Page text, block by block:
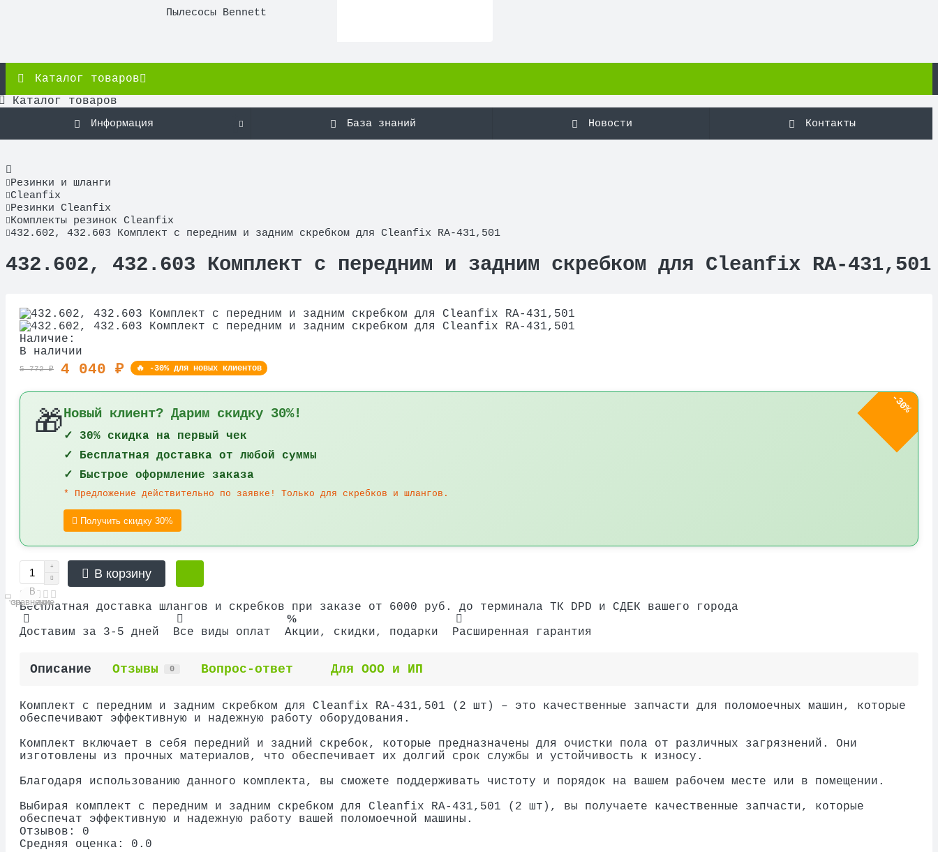
Пылесосы Bennett
Каталог товаров
Каталог товаров
Информация
База знаний Новости Контакты
Резинки и шланги
Cleanfix
Резинки Cleanfix
Комплекты резинок Cleanfix
432.602, 432.603 Комплект с передним и задним скребком для Cleanfix RA-431,501
432.602, 432.603 Комплект с передним и задним скребком для Cleanfix RA-431,501
Наличие:
В наличии
5 772 ₽ 4 040 ₽ 🔥 -30% для новых клиентов
-30%
🎁Новый клиент? Дарим скидку 30%!
✓ 30% скидка на первый чек
✓ Бесплатная доставка от любой суммы
✓ Быстрое оформление заказа
* Предложение действительно по заявке! Только для скребков и шлангов.
Получить скидку 30%
В корзину
В
закладки
В
сравнение
Бесплатная доставка шлангов и скребков при заказе от 6000 руб. до терминала ТК DPD и СДЕК вашего города
Доставим за 3-5 дней
Все виды оплат Акции, скидки, подарки Расширенная гарантия
Описание Отзывы 0 Вопрос-ответ Для ООО и ИП
Комплект с передним и задним скребком для Cleanfix RA-431,501 (2 шт) – это качественные запчасти для поломоечных машин, которые
обеспечивают эффективную и надежную работу оборудования.
Комплект включает в себя передний и задний скребок, которые предназначены для очистки пола от различных загрязнений. Они
изготовлены из прочных материалов, что обеспечивает их долгий срок службы и устойчивость к износу.
Благодаря использованию данного комплекта, вы сможете поддерживать чистоту и порядок на вашем рабочем месте или в помещении.
Выбирая комплект с передним и задним скребком для Cleanfix RA-431,501 (2 шт), вы получаете качественные запчасти, которые
обеспечат эффективную и надежную работу вашей поломоечной машины.
Отзывов: 0
Средняя оценка: 0.0